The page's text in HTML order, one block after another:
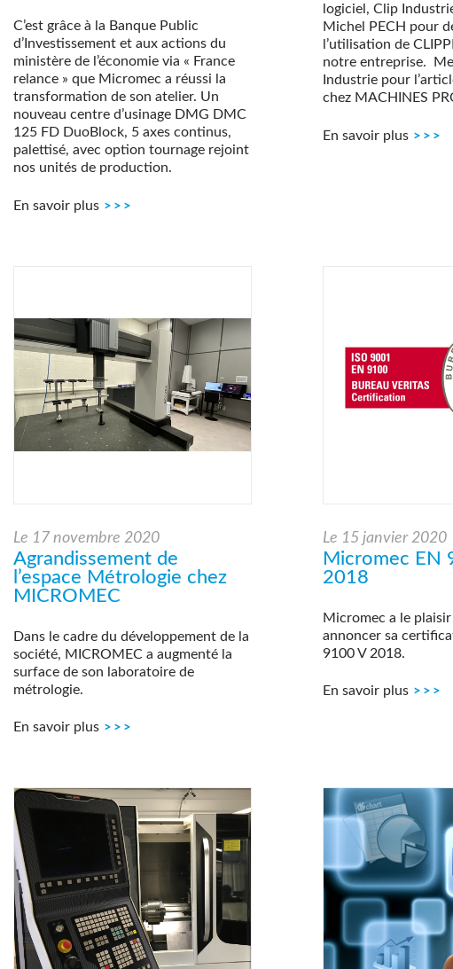
C’est grâce à la Banque Public
d’Investissement et aux actions du
ministère de l’économie via « France
relance » que Micromec a réussi la
transformation de son atelier. Un
nouveau centre d’usinage DMG DMC
125 FD DuoBlock, 5 axes continus,
palettisé, avec option tournage rejoint
nos unités de production.
En savoir plus
logiciel, Clip
Michel PECH pour
l’utilisation de
notre entreprise.
Industrie pour
chez MACHINES
En savoir plus
Le 17 novembre 2020
Agrandissement de
l’espace Métrologie chez
MICROMEC
Dans le cadre du développement de la
société, MICROMEC a augmenté la
surface de son laboratoire de
métrologie.
En savoir plus
Le 15 janvier 2020
Micromec EN
2018
Micromec a le
annoncer sa
9100 V 2018.
En savoir plus